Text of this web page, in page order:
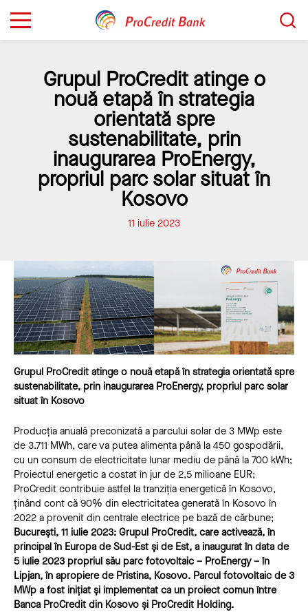
Grupul ProCredit atinge o
nouă etapă în strategia
orientată spre
sustenabilitate, prin
inaugurarea ProEnergy,
propriul parc solar situat în
Kosovo
11 iulie 2023
Grupul ProCredit atinge o nouă etapă în strategia orientată spre
sustenabilitate, prin inaugurarea ProEnergy, propriul parc solar
situat în Kosovo
Producția anuală preconizată a parcului solar de 3 MWp este
de 3.711 MWh, care va putea alimenta până la 450 gospodării,
cu un consum de electricitate lunar mediu de până la 700 kWh;
Proiectul energetic a costat în jur de 2,5 milioane EUR;
ProCredit contribuie astfel la tranziția energetică în Kosovo,
ținând cont că 90% din electricitatea generată în Kosovo în
2022 a provenit din centrale electrice pe bază de cărbune;
București, 11 iulie 2023: Grupul ProCredit, care activează, în
principal în Europa de Sud-Est și de Est, a inaugurat în data de
5 iulie 2023 propriul său parc fotovoltaic – ProEnergy – în
Lipjan, în apropiere de Pristina, Kosovo. Parcul fotovoltaic de 3
MWp a fost inițiat și implementat ca un proiect comun între
Banca ProCredit din Kosovo și ProCredit Holding.